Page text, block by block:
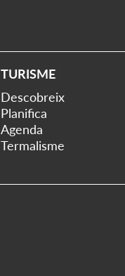
TURISME
Descobreix
Planifica
Agenda
Termalisme